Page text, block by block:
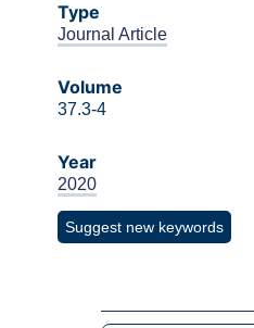
Type
Journal Article
Volume
37.3-4
Year
2020
Suggest new keywords